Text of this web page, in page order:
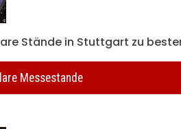
Stände in Stuttgart zu
Messestande